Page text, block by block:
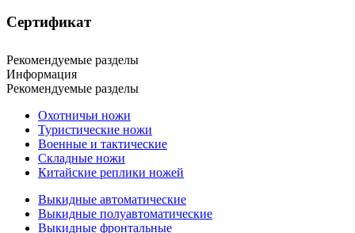
Сертификат
Рекомендуемые разделы
Информация
Рекомендуемые разделы
Охотничьи ножи
Туристические ножи
Военные и тактические
Складные ножи
Китайские реплики ножей
Выкидные автоматические
Выкидные полуавтоматические
Выкидные фронтальные